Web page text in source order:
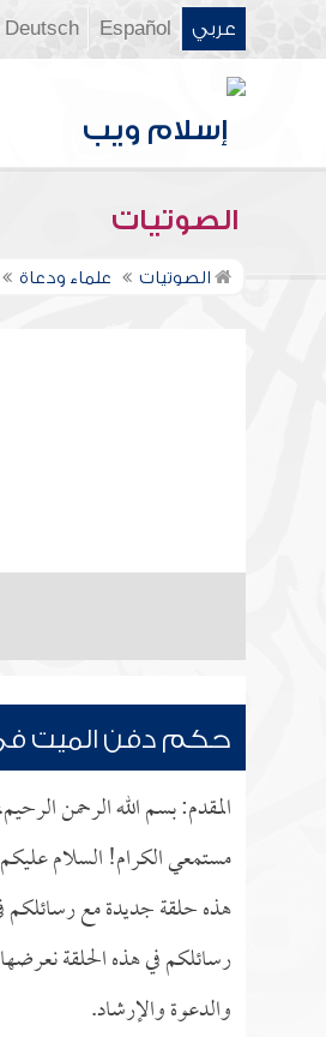
عربي Español
Deutsch
الصوتيات
الصوتيات علماء ودعاة
حكم دفن الميت في
المقدم: بسم الله الرحمن
مستمعي الكرام! السلام
هذه حلقة جديدة مع رسائلكم
رسائلكم في هذه الحلقة
والدعوة والإرشاد.